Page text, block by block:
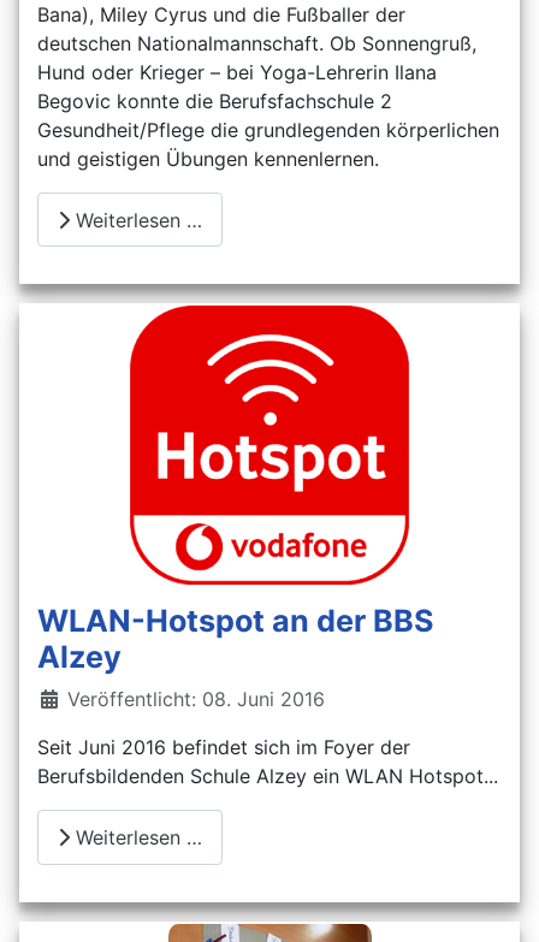
Bana), Miley Cyrus und die Fußballer der
deutschen Nationalmannschaft. Ob Sonnengruß,
Hund oder Krieger – bei Yoga-Lehrerin Ilana
Begovic konnte die Berufsfachschule 2
Gesundheit/Pflege die grundlegenden körperlichen
und geistigen Übungen kennenlernen.
Weiterlesen …
WLAN-Hotspot an der BBS
Alzey
Details
Veröffentlicht: 08. Juni 2016
Seit Juni 2016 befindet sich im Foyer der
Berufsbildenden Schule Alzey ein WLAN Hotspot...
Weiterlesen …